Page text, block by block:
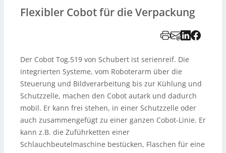
Flexibler Cobot für die Verpackung
Der Cobot Tog.519 von Schubert ist serienreif. Die
integrierten Systeme, vom Roboterarm über die
Steuerung und Bildverarbeitung bis zur Kühlung und
Schutzzelle, machen den Cobot autark und dadurch
mobil. Er kann frei stehen, in einer Schutzzelle oder
auch zusammengefügt zu einer ganzen Cobot-Linie. Er
kann z.B. die Zuführketten einer
Schlauchbeutelmaschine bestücken, Flaschen für eine